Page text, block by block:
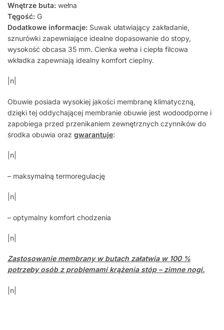
Wnętrze buta: wełna
Tęgość: G
Dodatkowe informacje: Suwak ułatwiający zakładanie,
sznurówki zapewniające idealne dopasowanie do stopy,
wysokość obcasa 35 mm. Cienka wełna i ciepła filcowa
wkładka zapewniają idealny komfort cieplny.
|n|
Obuwie posiada wysokiej jakości membranę klimatyczną,
dzięki tej oddychającej membranie obuwie jest wodoodporne i
zapobiega przed przenikaniem zewnętrznych czynników do
środka obuwia oraz gwarantuje:
|n|
– maksymalną termoregulację
|n|
– optymalny komfort chodzenia
|n|
Zastosowanie membrany w butach załatwia w 100 %
potrzeby osób z problemami krążenia stóp – zimne nogi.
|n|